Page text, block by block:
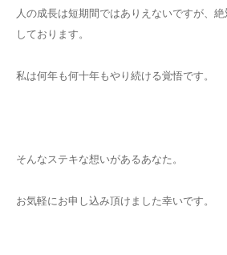
人の成長は短期間ではありえないですが、
しております。
私は何年も何十年もやり続ける覚悟です。
そんなステキな想いがあるあなた。
お気軽にお申し込み頂けました幸いです。